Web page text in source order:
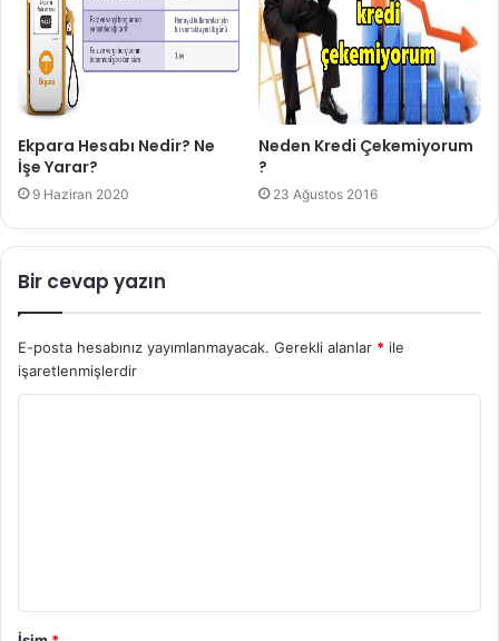
Ekpara Hesabı Nedir? Ne
İşe Yarar?
9 Haziran 2020
Neden Kredi Çekemiyorum
?
23 Ağustos 2016
Bir cevap yazın
E-posta hesabınız yayımlanmayacak. Gerekli alanlar * ile
işaretlenmişlerdir